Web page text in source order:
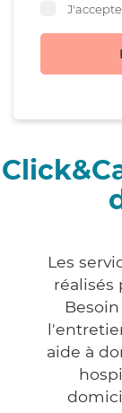
Les
réalisés
aide à